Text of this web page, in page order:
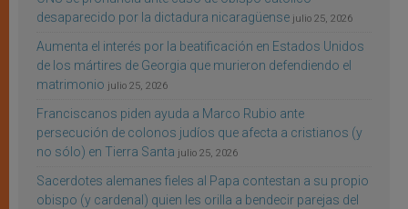
desaparecido por la dictadura nicaragüense julio 25, 2026
Aumenta el interés por la beatificación en Estados Unidos
de los mártires de Georgia que murieron defendiendo el
matrimonio julio 25, 2026
Franciscanos piden ayuda a Marco Rubio ante
persecución de colonos judíos que afecta a cristianos (y
no sólo) en Tierra Santa julio 25, 2026
Sacerdotes alemanes fieles al Papa contestan a su propio
obispo (y cardenal) quien les orilla a bendecir parejas del